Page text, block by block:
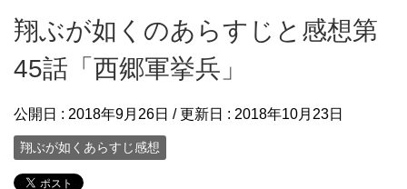
翔ぶが如くのあらすじと感想第
45話「西郷軍挙兵」
公開日 : 2018年9月26日 / 更新日 : 2018年10月23日
翔ぶが如くあらすじ感想